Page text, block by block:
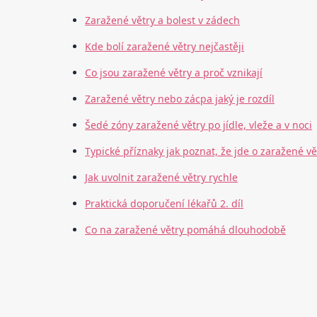
Zaražené větry a bolest v zádech
Kde bolí zaražené větry nejčastěji
Co jsou zaražené větry a proč vznikají
Zaražené větry nebo zácpa jaký je rozdíl
Šedé zóny zaražené větry po jídle, vleže a v noci
Typické příznaky jak poznat, že jde o zaražené
Jak uvolnit zaražené větry rychle
Praktická doporučení lékařů 2. díl
Co na zaražené větry pomáhá dlouhodobě